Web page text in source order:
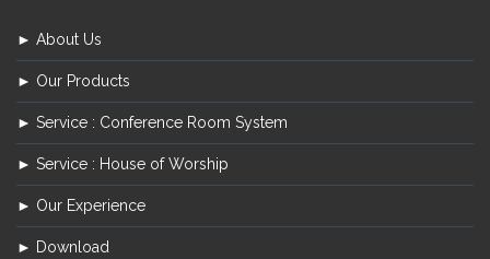
► About Us
► Our Products
► Service : Conference Room System
► Service : House of Worship
► Our Experience
► Download